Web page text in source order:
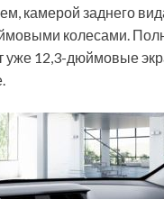
камерой заднего
колесами.
уже 12,3-дюймовые